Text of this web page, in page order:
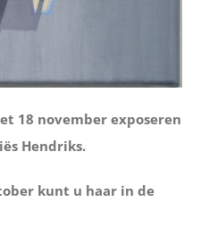
18 november exposeren
Hendriks.
kunt u haar in de